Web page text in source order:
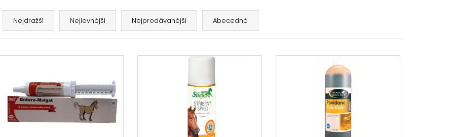
Nejdražší Nejlevnější Nejprodávanější Abecedně
LEGÍNY BÉŽOVÉ: IRISH CREAM
ČELENKA S KAMÍNKY SHOWMASTER